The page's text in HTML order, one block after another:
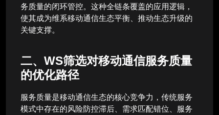
务质量的闭环管控。这种全链条覆盖的应用逻辑，
使其成为维系移动通信生态平衡、推动生态升级的
关键支撑。
二、WS筛选对移动通信服务质量
的优化路径
服务质量是移动通信生态的核心竞争力，传统服务
模式中存在的风险防控滞后、需求匹配错位、服务